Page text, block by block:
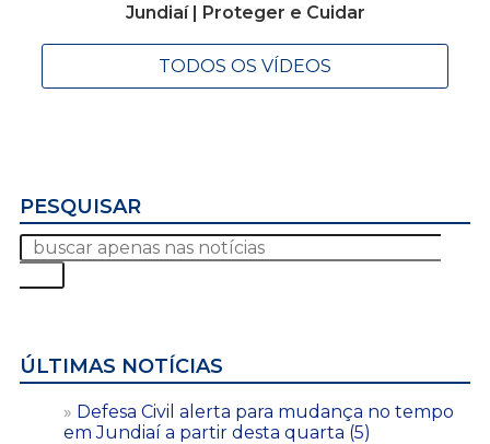
Jundiaí | Proteger e Cuidar
TODOS OS VÍDEOS
PESQUISAR
ÚLTIMAS NOTÍCIAS
Defesa Civil alerta para mudança no tempo
em Jundiaí a partir desta quarta (5)